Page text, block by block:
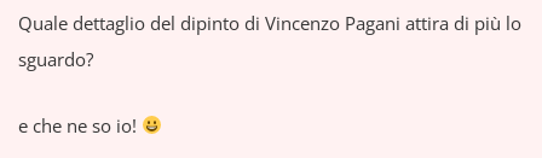
Quale dettaglio del dipinto di Vincenzo Pagani attira di più lo
sguardo?
e che ne so io!